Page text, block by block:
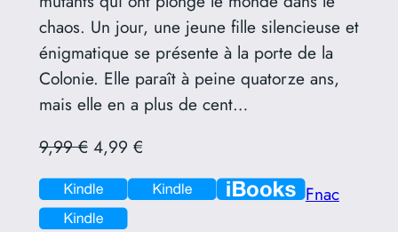
chaos. Un jour, une jeune fille silencieuse et
énigmatique se présente à la porte de la
Colonie. Elle paraît à peine quatorze ans,
mais elle en a plus de cent…
9,99 €4,99 €
Fnac